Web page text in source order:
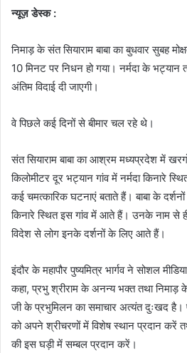
न्यूज़ डेस्क :
निमाड़ के संत सियाराम बाबा का बुधवार सुबह
10 मिनट पर निधन हो गया। नर्मदा के
अंतिम विदाई दी जाएगी।
वे पिछले कई दिनों से बीमार चल रहे थे।
संत सियाराम बाबा का आश्रम मध्यप्रदेश में
किलोमीटर दूर भट्यान गांव में नर्मदा किनारे
कई चमत्कारिक घटनाएं बताते हैं। बाबा के
किनारे स्थित इस गांव में आते हैं। उनके नाम से
विदेश से लोग इनके दर्शनों के लिए आते हैं।
इंदौर के महापौर पुष्‍यमित्र भार्गव ने सोशल
कहा, प्रभु श्रीराम के अनन्य भक्त तथा निमाड़ के
जी के प्रभुमिलन का समाचार अत्यंत दुःखद है।
को अपने श्रीचरणों में विशेष स्थान प्रदान करें
की इस घड़ी में सम्बल प्रदान करें।